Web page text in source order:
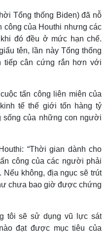
Multimedia
Video
E-Magazine
Infographic
Tổng thống Biden) đã nỗ
công của Houthi nhưng các
đó đều ở mức hạn chế.
tên, lần này Tổng thống
tiếp cân cứng rắn hơn với
tấn công liên miên của
tế thế giới tốn hàng tỷ
sống của những con người
“Thời gian dành cho
công của các người phải
không, địa ngục sẽ trút
chưa bao giờ được chứng
tôi sẽ sử dụng vũ lực sát
đạt được mục tiêu của